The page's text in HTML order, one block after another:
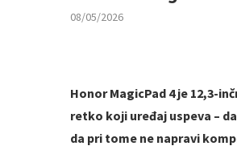
08/05/2026
Honor MagicPad 4 je 12,3-
retko koji uređaj uspeva –
da pri tome ne napravi